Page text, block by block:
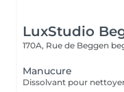
LuxStudio
170A, Rue de Beggen
Manucure